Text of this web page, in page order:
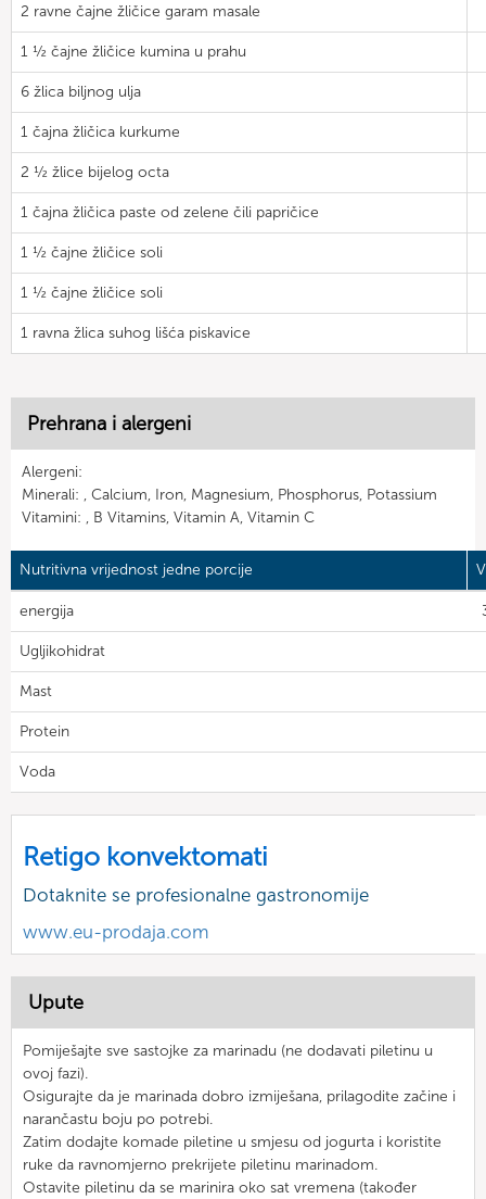
2 ravne čajne žličice garam masale
1 ½ čajne žličice kumina u prahu
6 žlica biljnog ulja
1 čajna žličica kurkume
2 ½ žlice bijelog octa
1 čajna žličica paste od zelene čili papričice
1 ½ čajne žličice soli
1 ½ čajne žličice soli
1 ravna žlica suhog lišća piskavice
Prehrana i alergeni
Alergeni:
Minerali: , Calcium, Iron, Magnesium, Phosphorus, Potassium
Vitamini: , B Vitamins, Vitamin A, Vitamin C
Nutritivna vrijednost jedne porcije
energija
Ugljikohidrat
Mast
Protein
Voda
Retigo konvektomati
Dotaknite se profesionalne gastronomije
www.eu-prodaja.com
Upute
Pomiješajte sve sastojke za marinadu (ne dodavati piletinu u
ovoj fazi).
Osigurajte da je marinada dobro izmiješana, prilagodite začine i
narančastu boju po potrebi.
Zatim dodajte komade piletine u smjesu od jogurta i koristite
ruke da ravnomjerno prekrijete piletinu marinadom.
Ostavite piletinu da se marinira oko sat vremena (također